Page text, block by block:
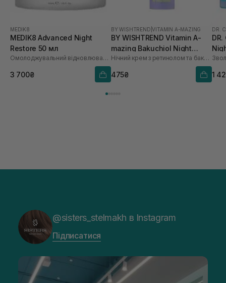
MEDIK8
MEDIK8 Advanced Night
Restore 50 мл
Омолоджувальний відновлювальний нічний крем
3 700₴
BY WISHTREND |VITAMIN A-MAZING
BY WISHTREND Vitamin A-
mazing Bakuchiol Night
Cream 10 мл
Нічний крем з ретинолом та бакучіолом
475₴
DR.
DR.
1
@sisters_stelmakh в Instagram
Підписатися